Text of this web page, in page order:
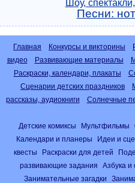
Шоу,
Песни:
Главная Конкурсы и викторины
видео
Развивающие материалы
Раскраски, календари, плакаты
Сценарии детских праздников
рассказы, аудиокниги
Солнечные
Детские комиксы Мультфильмы
Календари и планеры
Идеи и
квесты
Раскраски для детей
развивающие задания
Азбука и
Занимательные загадки